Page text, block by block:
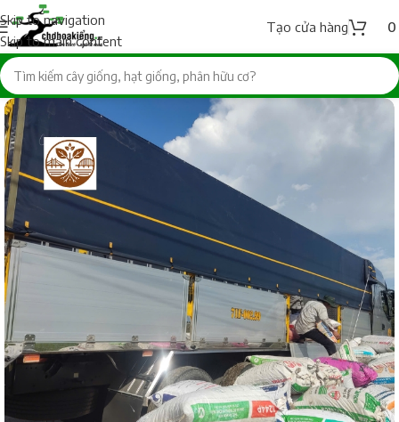
Skip to navigation
Skip to main content
Tạo cửa hàng 0